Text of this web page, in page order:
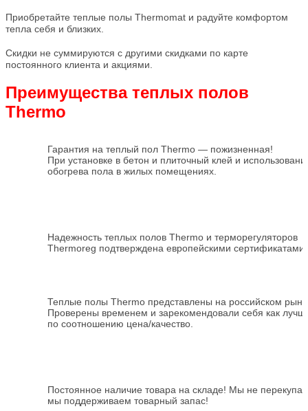
Приобретайте теплые полы Thermomat и радуйте комфортом
тепла себя и близких.
Скидки не суммируются с другими скидками по карте
постоянного клиента и акциями.
Преимущества теплых полов
Thermo
Гарантия на теплый пол Thermo — пожизненная!
При установке в бетон и плиточный клей и
обогрева пола в жилых помещениях.
Надежность теплых полов Thermo и терморегуляторов
Thermoreg подтверждена европейскими сертификатами
Теплые полы Thermo представлены на российском
Проверены временем и зарекомендовали себя как
по соотношению цена/качество.
Постоянное наличие товара на складе! Мы не
мы поддерживаем товарный запас!